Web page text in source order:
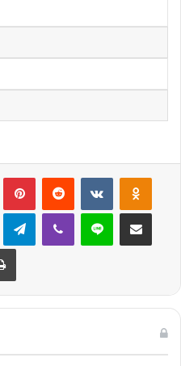
PinterestReddit VKontakte
TelegramViber Line E-Posta ile
Yazdır